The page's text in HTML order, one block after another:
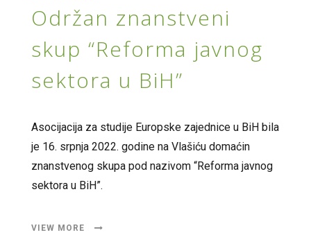
Održan znanstveni
skup “Reforma javnog
sektora u BiH”
Asocijacija za studije Europske zajednice u BiH bila
je 16. srpnja 2022. godine na Vlašiću domaćin
znanstvenog skupa pod nazivom “Reforma javnog
sektora u BiH”.
VIEW MORE